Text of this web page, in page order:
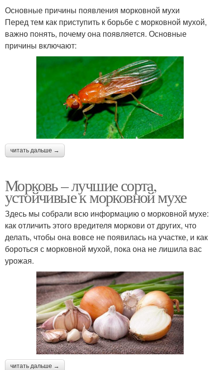
Основные причины появления морковной мухи
Перед тем как приступить к борьбе с морковной мухой,
важно понять, почему она появляется. Основные
причины включают:
читать дальше →
Морковь – лучшие сорта,
устойчивые к морковной мухе
Здесь мы собрали всю информацию о морковной мухе:
как отличить этого вредителя моркови от других, что
делать, чтобы она вовсе не появилась на участке, и как
бороться с морковной мухой, пока она не лишила вас
урожая.
читать дальше →